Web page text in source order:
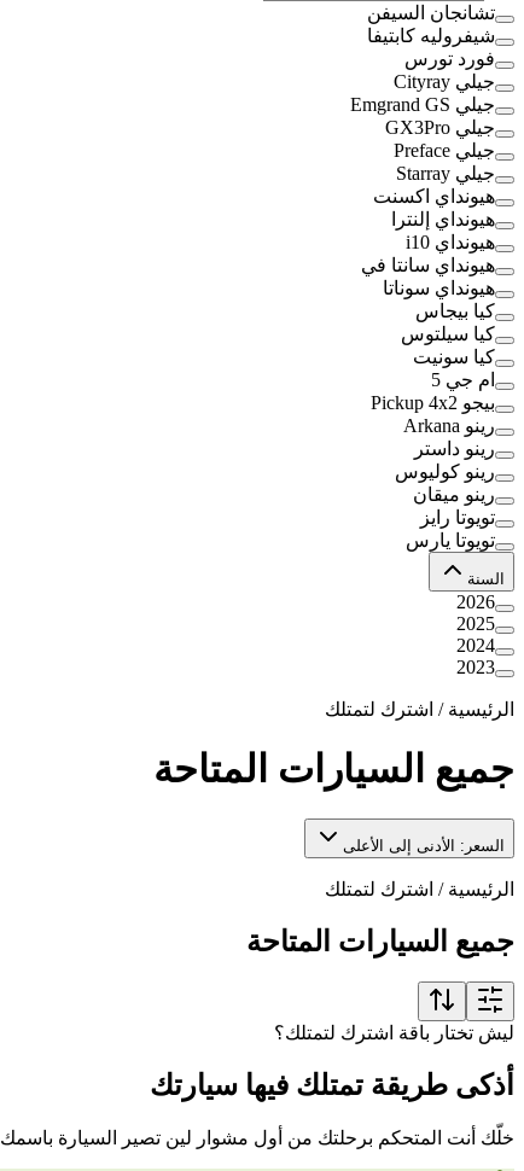
تشانجان السيفن
شيفروليه كابتيفا
فورد تورس
جيلي Cityray
جيلي Emgrand GS
جيلي GX3Pro
جيلي Preface
جيلي Starray
هيونداي اكسنت
هيونداي إلنترا
هيونداي i10
هيونداي سانتا في
هيونداي سوناتا
كيا بيجاس
كيا سيلتوس
كيا سونيت
ام جي 5
بيجو Pickup 4x2
رينو Arkana
رينو داستر
رينو كوليوس
رينو ميقان
تويوتا رايز
تويوتا يارس
السنة
2026
2025
2024
2023
الرئيسية / اشترك لتمتلك
جميع السيارات المتاحة
السعر: الأدنى إلى الأعلى
الرئيسية / اشترك لتمتلك
جميع السيارات المتاحة
ليش تختار باقة اشترك لتمتلك؟
أذكى طريقة تمتلك فيها سيارتك
خلّك أنت المتحكم برحلتك من أول مشوار لين تصير السيارة باسمك